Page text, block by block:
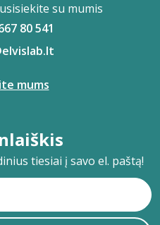
su mumis
80 541
mums
tiesiai į savo el. paštą!